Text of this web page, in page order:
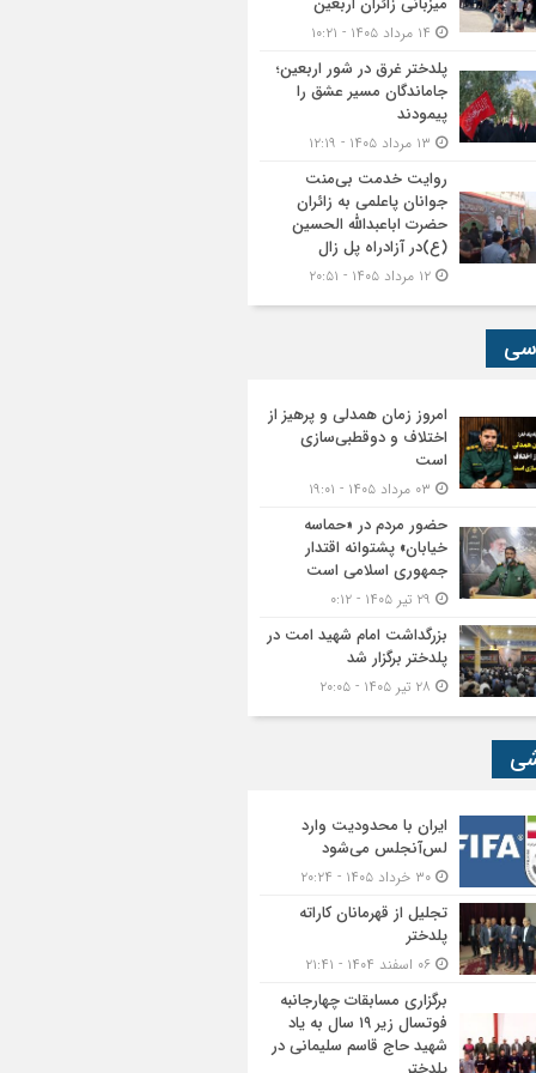
پلدختر غرق در شور اربعین؛
جاماندگان مسیر عشق را
پیمودند
روایت خدمت بی‌منت
جوانان پاعلمی به زائران
حضرت اباعبدالله الحسین
(ع)در آزادراه پل زال
امروز زمان همدلی و پرهیز از
اختلاف و دوقطبی‌سازی
است
حضور مردم در «حماسه
خیابان» پشتوانه اقتدار
جمهوری اسلامی است
بزرگداشت امام شهید امت در
پلدختر برگزار شد
ایران با محدودیت وارد
لس‌آنجلس می‌شود
تجلیل از قهرمانان کاراته
پلدختر
برگزاری مسابقات چهارجانبه
فوتسال زیر ۱۹ سال به یاد
شهید حاج قاسم سلیمانی در